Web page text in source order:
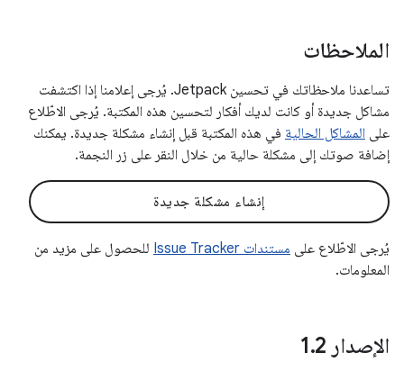
الملاحظات
تساعدنا ملاحظاتك في تحسين Jetpack. يُرجى إعلامنا إذا اكتشفت
مشاكل جديدة أو كانت لديك أفكار لتحسين هذه المكتبة. يُرجى الاطّلاع
على المشاكل الحالية في هذه المكتبة قبل إنشاء مشكلة جديدة. يمكنك
إضافة صوتك إلى مشكلة حالية من خلال النقر على زر النجمة.
إنشاء مشكلة جديدة
يُرجى الاطّلاع على مستندات Issue Tracker
للحصول على مزيد من
المعلومات.
الإصدار 1 .2